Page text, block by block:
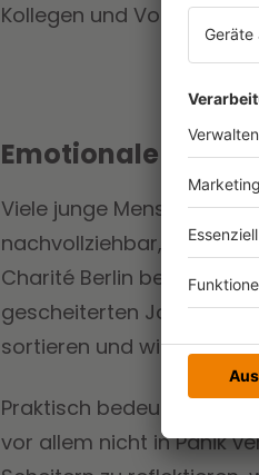
Kollegen und
Emotionale
Viele junge Menschen
nachvollziehbar, doch es
Charité Berlin betonen,
gescheiterten Jobstart
sortieren und wieder
Praktisch bedeutet das:
vor allem nicht in Panik